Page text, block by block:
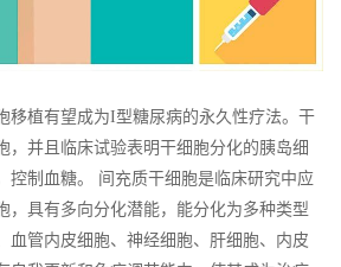
移植有望成为I型糖尿病的永久性疗法。干
，并且临床试验表明干细胞分化的胰岛细
控制血糖。 间充质干细胞是临床研究中应
，具有多向分化潜能，能分化为多种类型
血管内皮细胞、神经细胞、肝细胞、内皮